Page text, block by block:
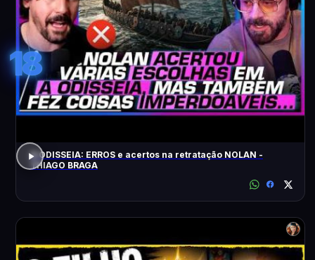
18
A ODISSEIA: ERROS e acertos na retratação NOLAN -
THIAGO BRAGA